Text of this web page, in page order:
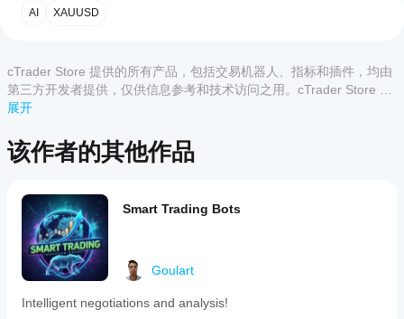
量
- 强大的历史分析以做出更佳决策
3. 🛡️ 防断线系统
故障控制 - 恢复前最多允许10次错误
资金保护 - 在关键情况下安全平仓
📈 实施的策略
🎯 主要策略 - 自适应单边网格
客户评价
该产
品尚
价。
已经
试过
抢先
告诉
其他
人！
cBot
或本
地实
例 。
应用支
所有
cTrader
应用都支
的云端执
行，而只
Windows
和 Mac
支持本地
执行。
如何
测试
的表
现?
模拟账户
(无历史
交易)上
运行
cBot，并
随着时间
控其活
我应
该优
化
cBot
设置
以获
得更
AI XAUUSD
cTrader Store 提供的所有产品，包括交易机器人、指标和插件，均由
第三方开发者提供，仅供信息参考和技术访问之用。cTrader Store 并
非经纪商，不提供投资建议、个人推荐或任何未来业绩保证。
展开
该作者的其他作品
Smart Trading Bots
Goulart
Intelligent negotiations and analysis!